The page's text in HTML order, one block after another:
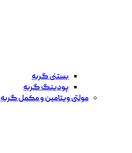
بستنی گربه
پودینگ گربه
مولتی ویتامین و مکمل گربه